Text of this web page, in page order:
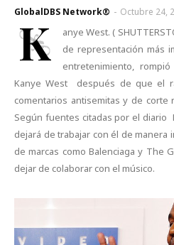
GlobalDBS Network® - Octubre 24,
K
anye West. (
de representación más
entretenimiento,
Kanye West después de que el
comentarios antisemitas y de corte
Según fuentes citadas por el diario
dejará de trabajar con él de manera
de marcas como Balenciaga y The
dejar de colaborar con el músico.